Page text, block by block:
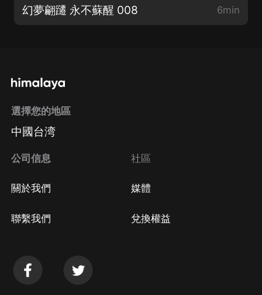
幻夢翩躚 永不蘇醒 008 6min
選擇您的地區
中國台湾
公司信息
關於我們
聯繫我們
社區
媒體
兌換權益